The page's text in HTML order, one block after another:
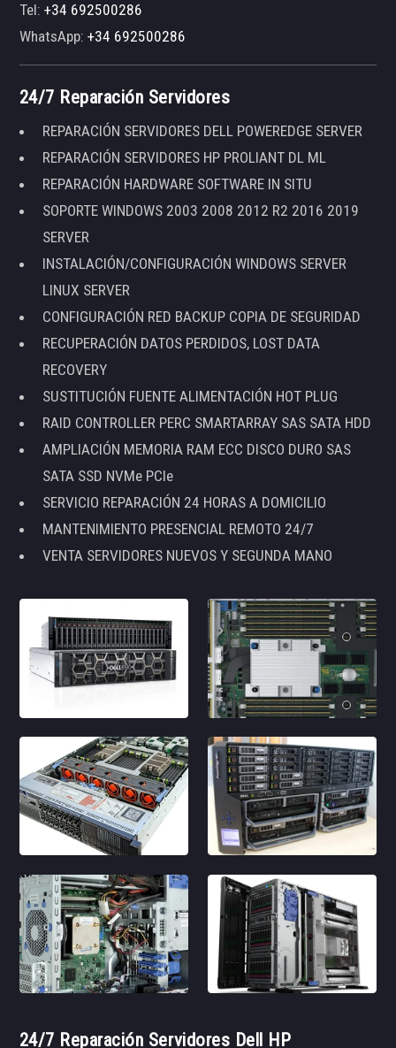
Tel:+34 692500286
WhatsApp:+34 692500286
24/7 Reparación Servidores
REPARACIÓN SERVIDORES DELL POWEREDGE SERVER
REPARACIÓN SERVIDORES HP PROLIANT DL ML
REPARACIÓN HARDWARE SOFTWARE IN SITU
SOPORTE WINDOWS 2003 2008 2012 R2 2016 2019
SERVER
INSTALACIÓN/CONFIGURACIÓN WINDOWS SERVER
LINUX SERVER
CONFIGURACIÓN RED BACKUP COPIA DE SEGURIDAD
RECUPERACIÓN DATOS PERDIDOS, LOST DATA
RECOVERY
SUSTITUCIÓN FUENTE ALIMENTACIÓN HOT PLUG
RAID CONTROLLER PERC SMARTARRAY SAS SATA HDD
AMPLIACIÓN MEMORIA RAM ECC DISCO DURO SAS
SATA SSD NVMe PCIe
SERVICIO REPARACIÓN 24 HORAS A DOMICILIO
MANTENIMIENTO PRESENCIAL REMOTO 24/7
VENTA SERVIDORES NUEVOS Y SEGUNDA MANO
24/7 Reparación Servidores Dell HP